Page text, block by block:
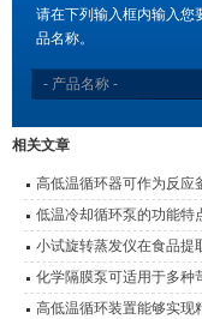
请在下列输入框内输入您
品名称。
相关文章
高低温循环器可作为反应
的配套温控设备
低温冷却循环泵的功能特
要点
小试旋转蒸发仪在食品提
应用
化学隔膜泵可适用于多种
高低温循环装置能够实现